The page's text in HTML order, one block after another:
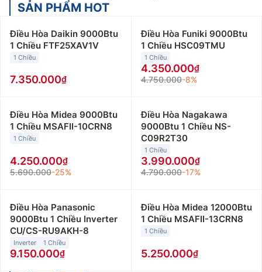
SẢN PHẨM HOT
Điều Hòa Daikin 9000Btu
1 Chiều FTF25XAV1V
1 Chiều
7.350.000
Điều Hòa Funiki 9000Btu
1 Chiều HSC09TMU
1 Chiều
4.350.000
4.750.000-8%
Điều Hòa Midea 9000Btu
1 Chiều MSAFII-10CRN8
1 Chiều
4.250.000
5.690.000-25%
Điều Hòa Nagakawa
9000Btu 1 Chiều NS-
C09R2T30
1 Chiều
3.990.000
4.790.000-17%
Điều Hòa Panasonic
9000Btu 1 Chiều Inverter
CU/CS-RU9AKH-8
Inverter 1 Chiều
9.150.000
Điều Hòa Midea 12000Btu
1 Chiều MSAFII-13CRN8
1 Chiều
5.250.000